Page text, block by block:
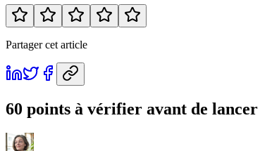
Partager cet article
60 points à vérifier avant de